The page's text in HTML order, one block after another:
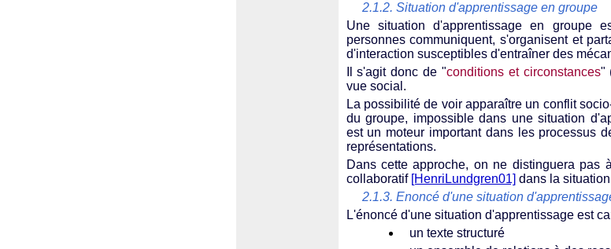
2.1.2. Situation d'apprentissage en groupe
Une situation d'apprentissage en groupe
personnes communiquent, s'organisent et
d'interaction susceptibles d'entraîner des
Il s'agit donc de "conditions et circonstances"
vue social.
La possibilité de voir apparaître un conflit
du groupe, impossible dans une situation
est un moteur important dans les processus
représentations.
Dans cette approche, on ne distinguera pas
collaboratif [HenriLundgren01] dans la
2.1.3. Enoncé d'une situation
L'énoncé d'une situation d'apprentissage est
un texte structuré